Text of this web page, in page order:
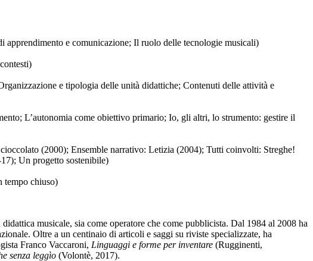
apprendimento e comunicazione; Il ruolo delle tecnologie musicali)
e tipologia delle unità didattiche; Contenuti delle attività e
L’autonomia come obiettivo primario; Io, gli altri, lo strumento: gestire il
(2000); Ensemble narrativo: Letizia (2004); Tutti coinvolti: Streghe!
Un progetto sostenibile)
tempo chiuso)
musicale, sia come operatore che come pubblicista. Dal 1984 al 2008 ha
Oltre a un centinaio di articoli e saggi su riviste specializzate, ha
Franco Vaccaroni, Linguaggi e forme per inventare (Rugginenti,
senza leggìo (Volontè, 2017).